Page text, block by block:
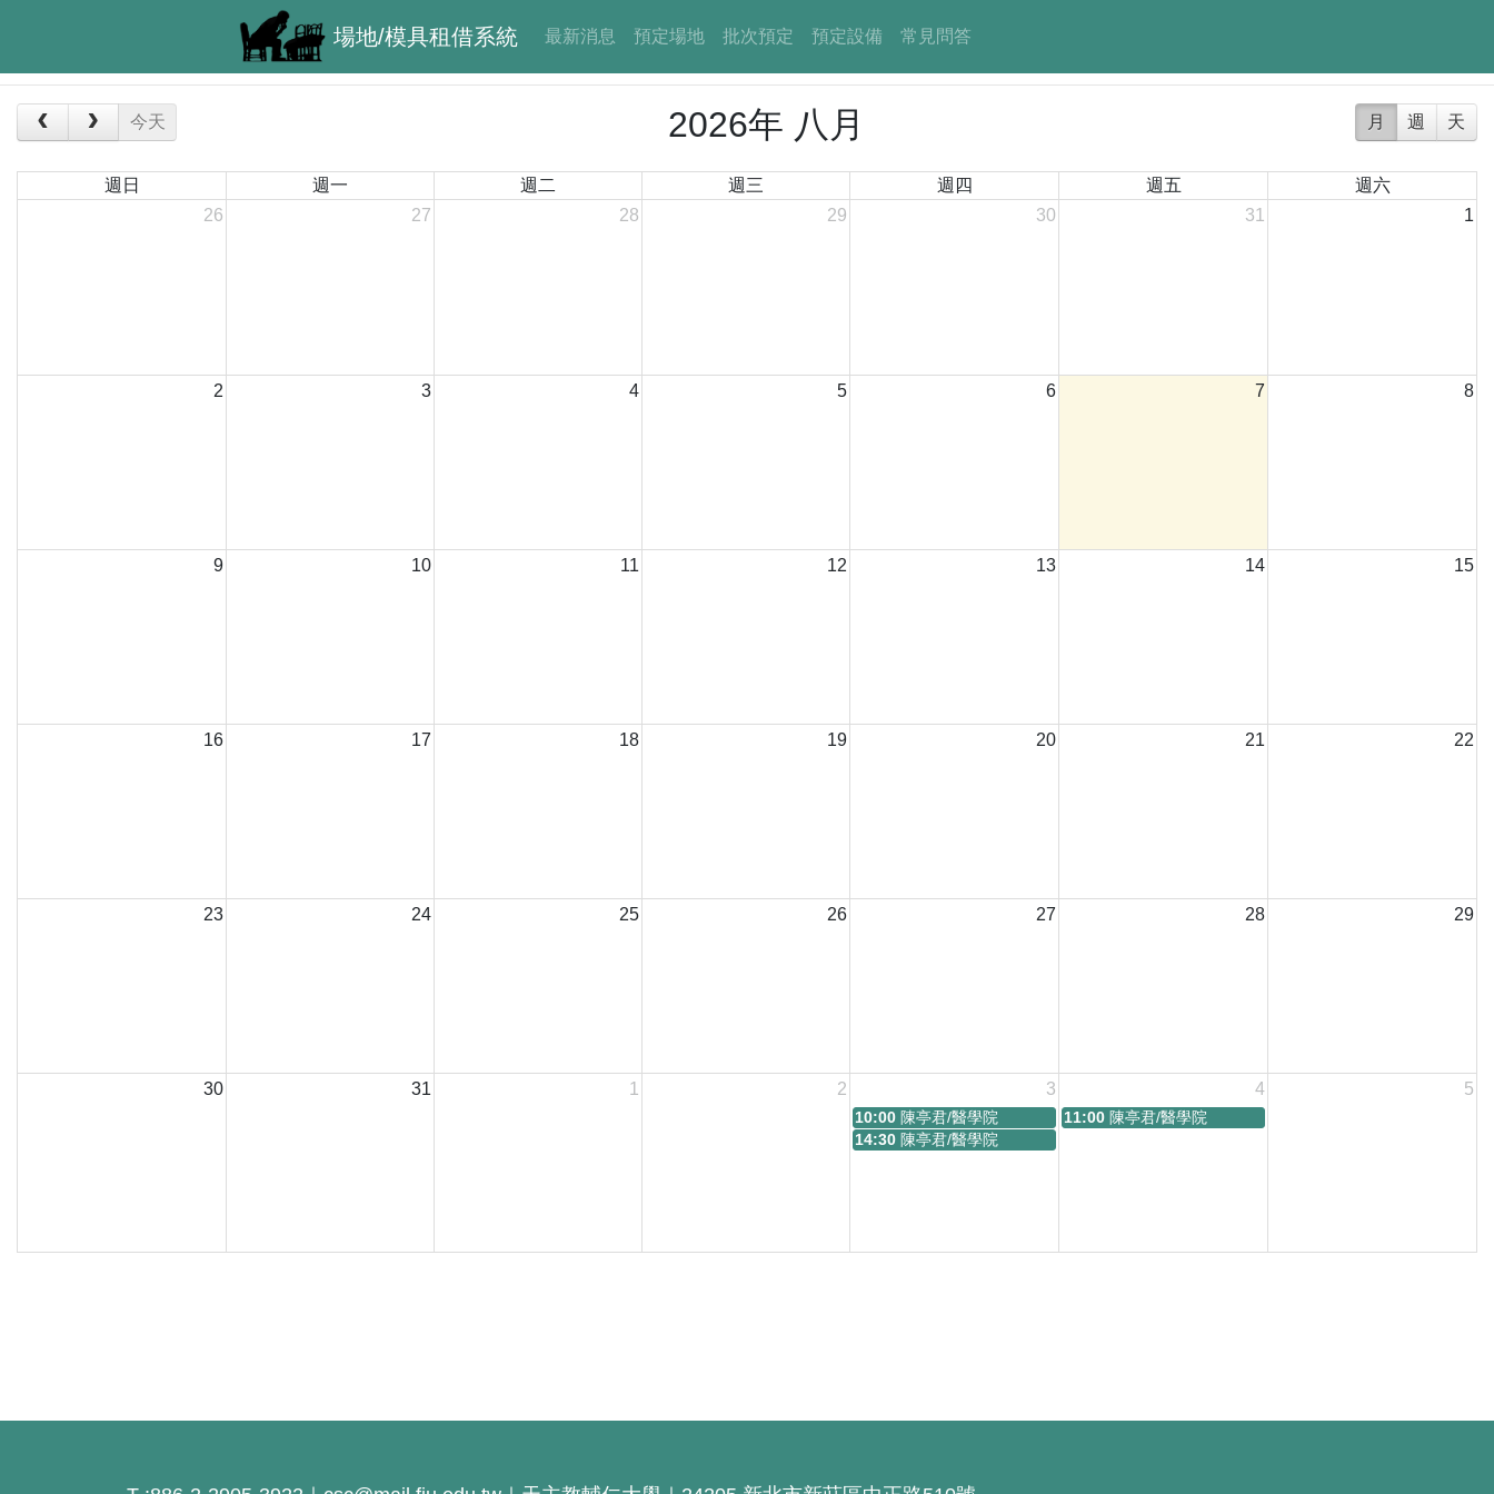
場地/模具租借系統 最新消息 預定場地 批次預定 預定設備 常見問答
今天 月 週 天
2026年 八月
週日 週一 週二 週三 週四 週五
週六
26
27 28 29 30 31 1
2 3 4 5 6 7 8
9 10 11 12 13 14 15
16 17 18 19 20 21 22
23 24 25 26 27 28 29
30 31 1 2 3 4 5
10:00 陳亭君/醫學院 11:00 陳亭君/醫學院
14:30 陳亭君/醫學院